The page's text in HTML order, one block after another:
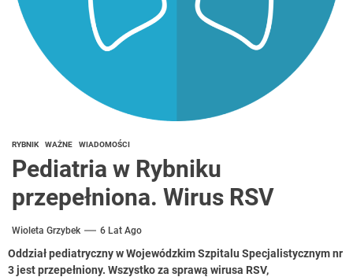
RYBNIK WAŻNE WIADOMOŚCI
Pediatria w Rybniku
przepełniona. Wirus RSV
Wioleta Grzybek 6 Lat Ago
Oddział pediatryczny w Wojewódzkim Szpitalu Specjalistycznym nr
3 jest przepełniony. Wszystko za sprawą wirusa RSV,